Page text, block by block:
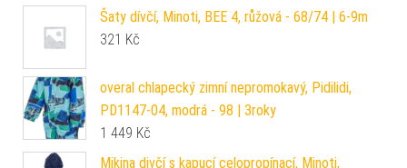
Šaty dívčí, Minoti, BEE 4, růžová - 68/74 | 6-9m
321 Kč
overal chlapecký zimní nepromokavý, Pidilidi,
PD1147-04, modrá - 98 | 3roky
1 449 Kč
Mikina divčí s kapucí celopropínací, Minoti,